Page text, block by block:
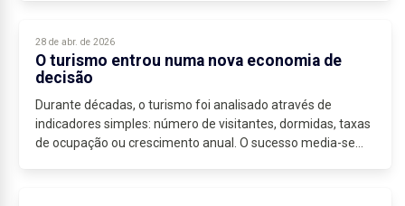
28 de abr. de 2026
O turismo entrou numa nova economia de
decisão
Durante décadas, o turismo foi analisado através de
indicadores simples: número de visitantes, dormidas, taxas
de ocupação ou crescimento anual. O sucesso media-se